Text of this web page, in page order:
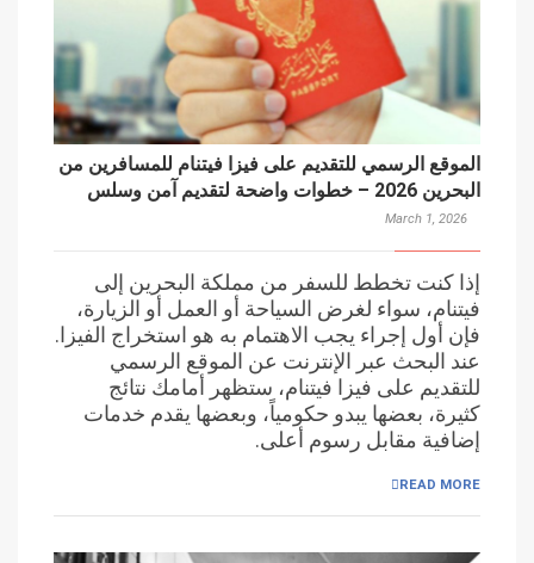
الموقع الرسمي للتقديم على فيزا فيتنام للمسافرين من
البحرين 2026 – خطوات واضحة لتقديم آمن وسلس
March 1, 2026
إذا كنت تخطط للسفر من مملكة البحرين إلى
فيتنام، سواء لغرض السياحة أو العمل أو الزيارة،
فإن أول إجراء يجب الاهتمام به هو استخراج الفيزا.
عند البحث عبر الإنترنت عن الموقع الرسمي
للتقديم على فيزا فيتنام، ستظهر أمامك نتائج
كثيرة، بعضها يبدو حكومياً، وبعضها يقدم خدمات
إضافية مقابل رسوم أعلى.
READ MORE